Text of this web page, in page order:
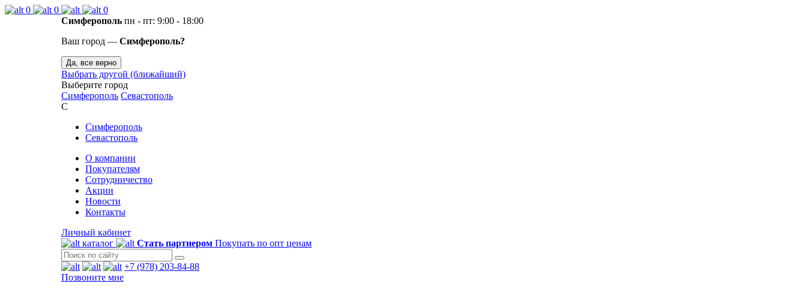
0 0
0
Симферополь пн - пт: 9:00 - 18:00
Ваш город — Симферополь?
Да, все верно
Выбрать другой (ближайший)
Выберите город
Симферополь Севастополь
С
Симферополь
Севастополь
О компании
Покупателям
Сотрудничество
Акции
Новости
Контакты
Личный кабинет
каталог
Стать партнером Покупать по опт ценам
+7 (978) 203-84-88
Позвоните мне